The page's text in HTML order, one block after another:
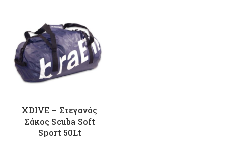
XDIVE – Στεγανός
Σάκος Scuba Soft
Sport 50Lt